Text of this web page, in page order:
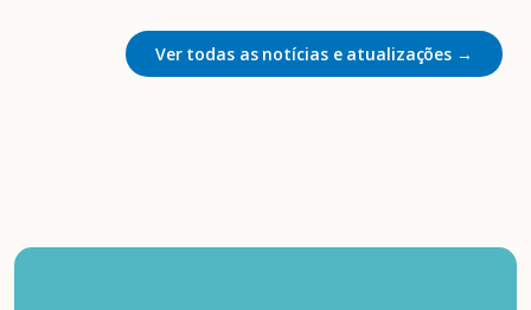
Ver todas as notícias e atualizações →